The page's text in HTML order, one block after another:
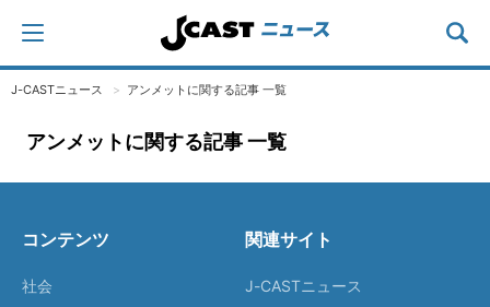
J-CASTニュース アンメットに関する記事 一覧
アンメットに関する記事 一覧
コンテンツ
社会
関連サイト
J-CASTニュース